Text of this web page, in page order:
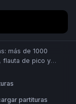
más de 1000
flauta de pico y
barítono,
partituras